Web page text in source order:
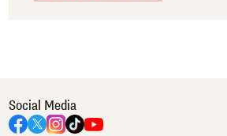
Social Media